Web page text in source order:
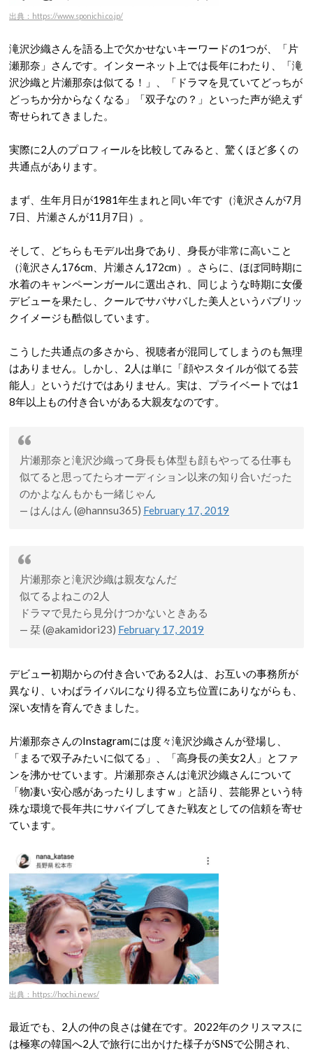
出典：https://www.sponichi.co.jp/
滝沢沙織さんを語る上で欠かせないキーワードの1つが、「片
瀬那奈」さんです。インターネット上では長年にわたり、「滝
沢沙織と片瀬那奈は似てる！」、「ドラマを見ていてどっちが
どっちか分からなくなる」「双子なの？」といった声が絶えず
寄せられてきました 。
実際に2人のプロフィールを比較してみると、驚くほど多くの
共通点があります。
まず、生年月日が1981年生まれと同い年です（滝沢さんが7月
7日、片瀬さんが11月7日）
。
そして、どちらもモデル出身であり、身長が非常に高いこと
（滝沢さん176cm、片瀬さん172cm）
。さらに、ほぼ同時期に
水着のキャンペーンガールに選出され、同じような時期に女優
デビューを果たし、クールでサバサバした美人というパブリッ
クイメージも酷似しています。
こうした共通点の多さから、視聴者が混同してしまうのも無理
はありません。しかし、2人は単に「顔やスタイルが似てる芸
能人」というだけではありません。実は、プライベートでは1
8年以上もの付き合いがある大親友なのです。
片瀬那奈と滝沢沙織って身長も体型も顔もやってる仕事も
似てると思ってたらオーディション以来の知り合いだった
のかよなんもかも一緒じゃん
— はんはん (@hannsu365) February 17, 2019
片瀬那奈と滝沢沙織は親友なんだ
似てるよねこの2人
ドラマで見たら見分けつかないときある
— 栞 (@akamidori23) February 17, 2019
デビュー初期からの付き合いである2人は、お互いの事務所が
異なり、いわばライバルになり得る立ち位置にありながらも、
深い友情を育んできました 。
片瀬那奈さんのInstagramには度々滝沢沙織さんが登場し、
「まるで双子みたいに似てる」、「高身長の美女2人」とファ
ンを沸かせています。片瀬那奈さんは滝沢沙織さんについて
「物凄い安心感があったりしますｗ」と語り、芸能界という特
殊な環境で長年共にサバイブしてきた戦友としての信頼を寄せ
ています。
出典：https://hochi.news/
最近でも、2人の仲の良さは健在です。2022年のクリスマスに
は極寒の韓国へ2人で旅行に出かけた様子がSNSで公開され、